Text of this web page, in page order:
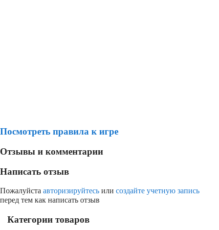
Посмотреть правила к игре
Отзывы и комментарии
Написать отзыв
Пожалуйста авторизируйтесь или создайте учетную запись
перед тем как написать отзыв
Категории товаров